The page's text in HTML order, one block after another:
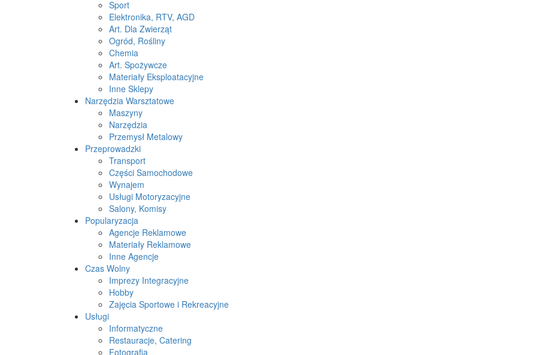
Sport
Elektronika, RTV, AGD
Art. Dla Zwierząt
Ogród, Rośliny
Chemia
Art. Spożywcze
Materiały Eksploatacyjne
Inne Sklepy
Narzędzia Warsztatowe
Maszyny
Narzędzia
Przemysł Metalowy
Przeprowadzki
Transport
Części Samochodowe
Wynajem
Usługi Motoryzacyjne
Salony, Komisy
Popularyzacja
Agencje Reklamowe
Materiały Reklamowe
Inne Agencje
Czas Wolny
Imprezy Integracyjne
Hobby
Zajęcia Sportowe i Rekreacyjne
Usługi
Informatyczne
Restauracje, Catering
Fotografia